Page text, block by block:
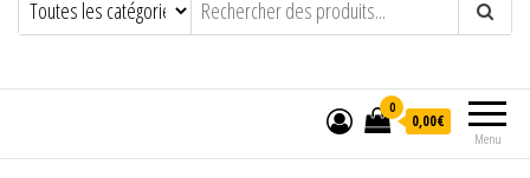
Menu
0
0,00€